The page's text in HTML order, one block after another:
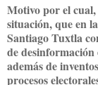
Motivo por el
situación, que en
Santiago Tuxtla
de desinformación
además de
procesos